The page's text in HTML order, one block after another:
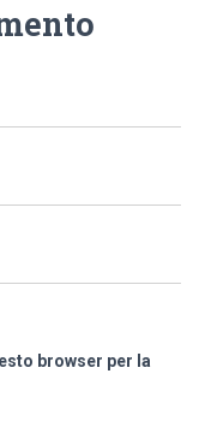
browser per la